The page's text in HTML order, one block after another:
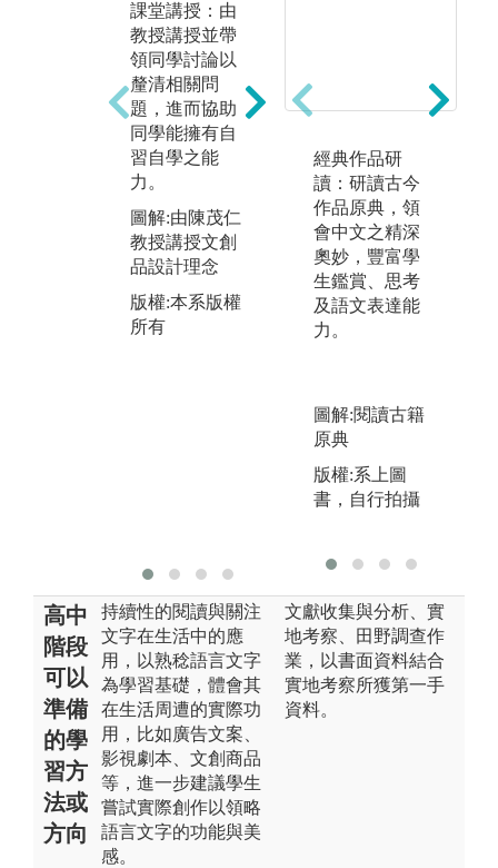
課堂講授：由
教授講授並帶
領同學討論以
釐清相關問
題，進而協助
同學能擁有自
習自學之能
力。
圖解:由陳茂仁
教授講授文創
品設計理念
版權:本系版權
所有
詩、詞、曲、
文等之篇章，
旨趣，以培養
學生賞鑑各類
文體之能力。
圖解:美國萊斯
大學錢南秀教
授分析詩的旨
趣
經典作品研
讀：研讀古今
作品原典，領
會中文之精深
奧妙，豐富學
生鑑賞、思考
及語文表達能
力。
圖解:閱讀古籍
原典
版權:系上圖
書，自行拍攝
高中
階段
可以
準備
的學
習方
法或
方向
持續性的閱讀與關注
文字在生活中的應
用，以熟稔語言文字
為學習基礎，體會其
在生活周遭的實際功
用，比如廣告文案、
影視劇本、文創商品
等，進一步建議學生
嘗試實際創作以領略
語言文字的功能與美
感。
文獻收集與分析、實
地考察、田野調查作
業，以書面資料結合
實地考察所獲第一手
資料。